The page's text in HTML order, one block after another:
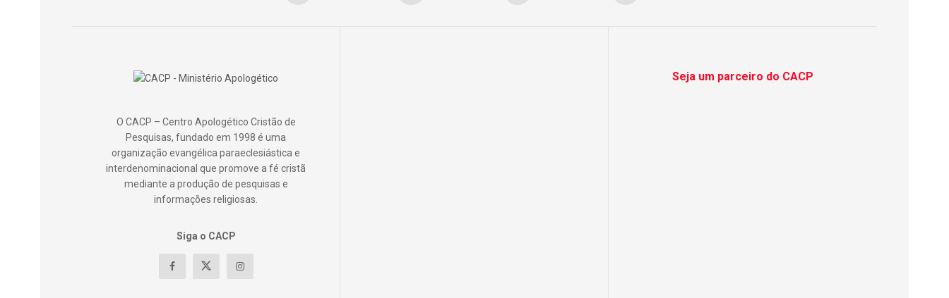
O CACP – Centro Apologético Cristão de
Pesquisas, fundado em 1998 é uma
organização evangélica paraeclesiástica e
interdenominacional que promove a fé cristã
mediante a produção de pesquisas e
informações religiosas.
Siga o CACP
Seja um parceiro do CACP